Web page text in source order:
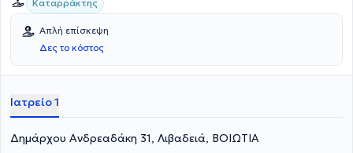
Καταρράκτης
Απλή επίσκεψη
Δες το κόστος
Ιατρείο 1
Δημάρχου Ανδρεαδάκη 31, Λιβαδειά, ΒΟΙΩΤΙΑ